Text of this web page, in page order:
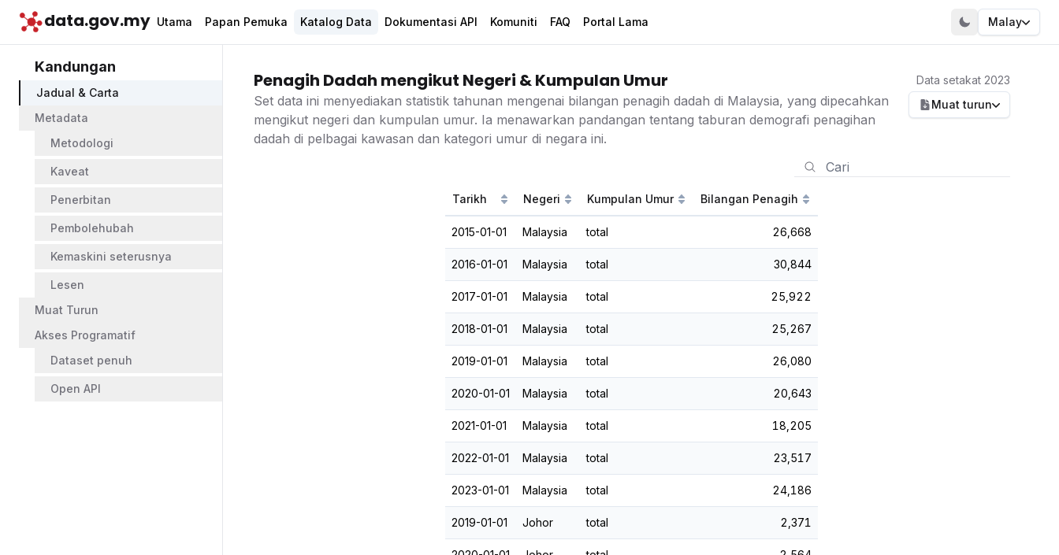
data.gov.my Utama Papan Pemuka Katalog Data Dokumentasi API Komuniti FAQ Portal Lama Malay
Kandungan
Jadual & Carta
Metadata
Metodologi
Kaveat
Penerbitan
Pembolehubah
Kemaskini seterusnya
Lesen
Muat Turun
Akses Programatif
Dataset penuh
Open API
Penagih Dadah mengikut Negeri & Kumpulan Umur Data setakat 2023
Set data ini menyediakan statistik tahunan mengenai bilangan penagih dadah di Malaysia, yang dipecahkan
mengikut negeri dan kumpulan umur. Ia menawarkan pandangan tentang taburan demografi penagihan
dadah di pelbagai kawasan dan kategori umur di negara ini.
Muat turun
Tarikh Negeri Kumpulan Umur Bilangan Penagih
2015-01-01 Malaysia total 26,668
2016-01-01 Malaysia total 30,844
2017-01-01 Malaysia total 25,922
2018-01-01 Malaysia total 25,267
2019-01-01 Malaysia total 26,080
2020-01-01 Malaysia total 20,643
2021-01-01 Malaysia total 18,205
2022-01-01 Malaysia total 23,517
2023-01-01 Malaysia total 24,186
2019-01-01 Johor total 2,371